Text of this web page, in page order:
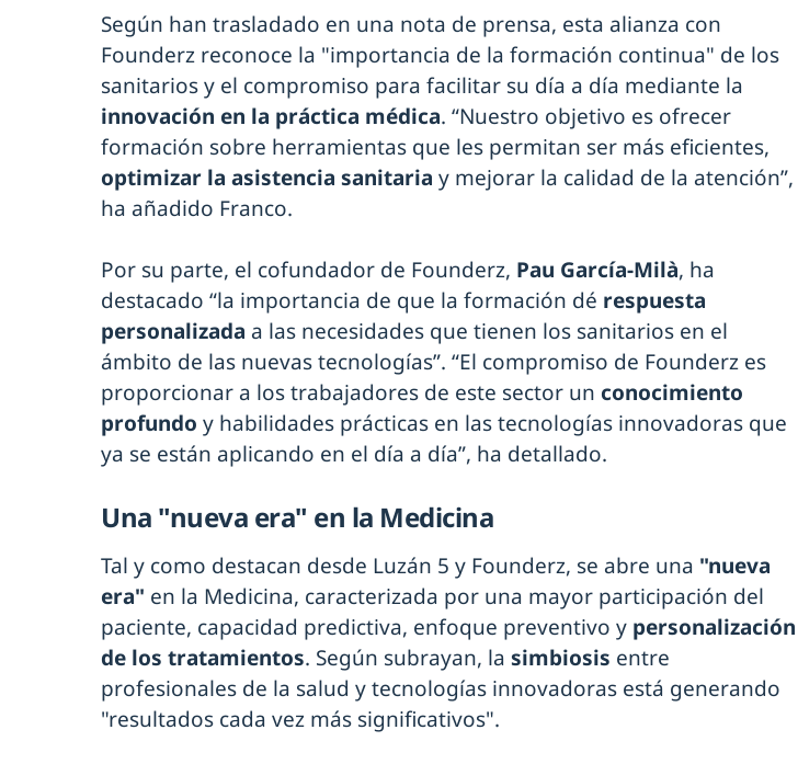
Según han trasladado en una nota de prensa, esta alianza con
Founderz reconoce la "importancia de la formación continua" de los
sanitarios y el compromiso para facilitar su día a día mediante la
innovación en la práctica médica. “Nuestro objetivo es ofrecer
formación sobre herramientas que les permitan ser más eficientes,
optimizar la asistencia sanitaria y mejorar la calidad de la atención”,
ha añadido Franco.
Por su parte, el cofundador de Founderz, Pau García-Milà, ha
destacado “la importancia de que la formación dé respuesta
personalizada a las necesidades que tienen los sanitarios en el
ámbito de las nuevas tecnologías”. “El compromiso de Founderz es
proporcionar a los trabajadores de este sector un conocimiento
profundo y habilidades prácticas en las tecnologías innovadoras que
ya se están aplicando en el día a día”, ha detallado.
Una "nueva era" en la Medicina
Tal y como destacan desde Luzán 5 y Founderz, se abre una "nueva
era" en la Medicina, caracterizada por una mayor participación del
paciente, capacidad predictiva, enfoque preventivo y personalización
de los tratamientos. Según subrayan, la simbiosis entre
profesionales de la salud y tecnologías innovadoras está generando
"resultados cada vez más significativos".